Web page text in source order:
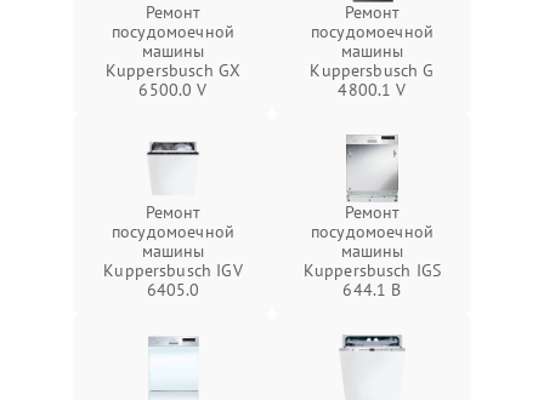
Ремонт
посудомоечной
машины
Kuppersbusch GX
6500.0 V
Ремонт
посудомоечной
машины
Kuppersbusch G
4800.1 V
Ремонт
посудомоечной
машины
Kuppersbusch IGV
6405.0
Ремонт
посудомоечной
машины
Kuppersbusch IGS
644.1 B